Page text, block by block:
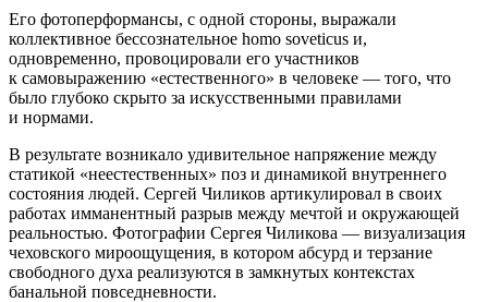
Его фотоперформансы, с одной стороны, выражали
коллективное бессознательное homo soveticus и,
одновременно, провоцировали его участников
к самовыражению «естественного» в человеке — того, что
было глубоко скрыто за искусственными правилами
и нормами.
В результате возникало удивительное напряжение между
статикой «неестественных» поз и динамикой внутреннего
состояния людей. Сергей Чиликов артикулировал в своих
работах имманентный разрыв между мечтой и окружающей
реальностью. Фотографии Сергея Чиликова — визуализация
чеховского мироощущения, в котором абсурд и терзание
свободного духа реализуются в замкнутых контекстах
банальной повседневности.